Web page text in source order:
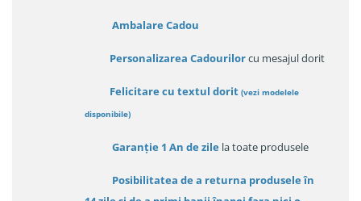
Ambalare Cadou
Personalizarea Cadourilorcu mesajul dorit
Felicitare cu textul dorit (vezi modelele
disponibile)
Garanție 1 An de zile la toate produsele
Posibilitatea de a returna produsele în